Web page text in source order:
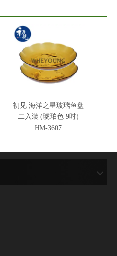
初见 海洋之星玻璃鱼盘
二入装 (琥珀色 9吋)
HM-3607